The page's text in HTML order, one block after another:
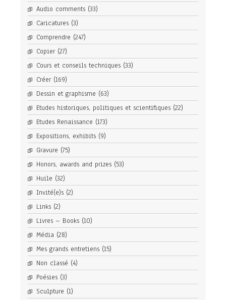
Audio comments (33)
Caricatures (3)
Comprendre (247)
Copier (27)
Cours et conseils techniques (33)
Créer (169)
Dessin et graphisme (63)
Etudes historiques, politiques et scientifiques (22)
Etudes Renaissance (173)
Expositions, exhibits (9)
Gravure (75)
Honors, awards and prizes (53)
Huile (32)
Invité(e)s (2)
Links (2)
Livres – Books (10)
Média (28)
Mes grands entretiens (15)
Non classé (4)
Poésies (3)
Sculpture (1)